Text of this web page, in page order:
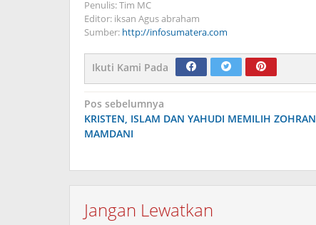
Penulis: Tim MC
Editor: iksan Agus abraham
Sumber: http://infosumatera.com
Ikuti Kami Pada
Navigasi
pos
Pos sebelumnya
KRISTEN, ISLAM DAN YAHUDI MEMILIH ZOHRAN
MAMDANI
Jangan Lewatkan